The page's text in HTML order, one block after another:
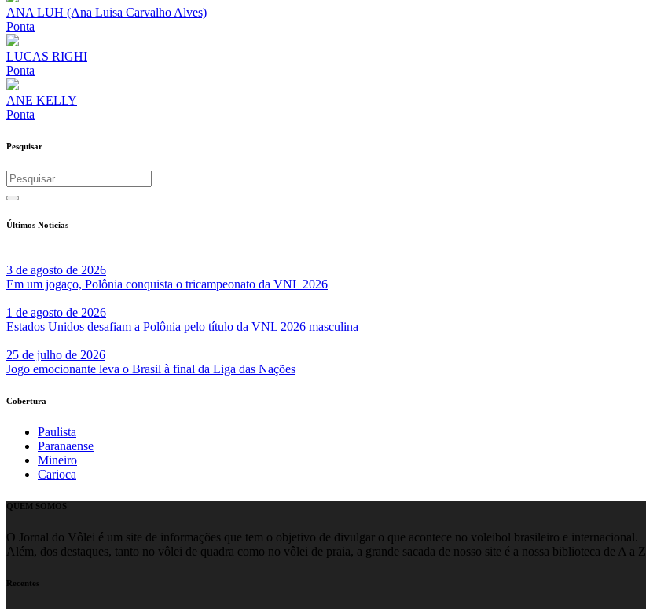
ANA LUH (Ana Luisa Carvalho Alves)
Ponta
LUCAS RIGHI
Ponta
ANE KELLY
Ponta
Pesquisar
Últimos Notícias
3 de agosto de 2026
Em um jogaço, Polônia conquista o tricampeonato da VNL 2026
1 de agosto de 2026
Estados Unidos desafiam a Polônia pelo título da VNL 2026 masculina
25 de julho de 2026
Jogo emocionante leva o Brasil à final da Liga das Nações
Cobertura
Paulista
Paranaense
Mineiro
Carioca
QUEM SOMOS
O Jornal do Vôlei é um site de informações que tem o objetivo de divulgar o que acontece no voleibol brasileiro e internacional.
Além, dos destaques, tanto no vôlei de quadra como no vôlei de praia, a grande sacada de nosso site é a nossa biblioteca de A a Z
Recentes